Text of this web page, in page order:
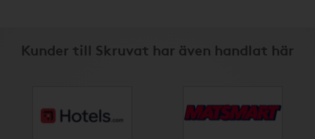
Kunder till Skruvat har även handlat här